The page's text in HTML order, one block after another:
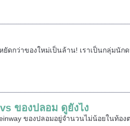
ดกว่าของใหม่เป็นล้าน! เราเป็นกลุ่มนั
ของปลอม ดูยังไง
ของปลอมอยู่จำนวนไม่น้อยในท้อ